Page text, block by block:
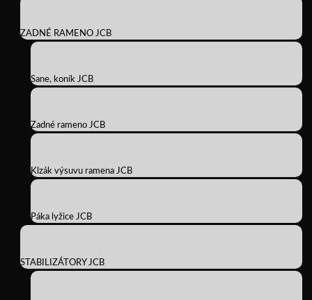
ZADNÉ RAMENO JCB
Sane, koník JCB
Zadné rameno JCB
Klzák výsuvu ramena JCB
Páka lyžice JCB
STABILIZÁTORY JCB